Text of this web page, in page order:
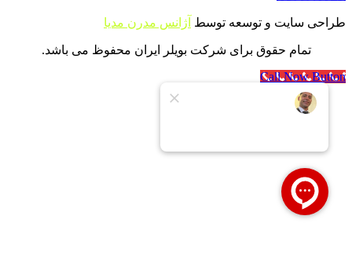
طراحی سایت و توسعه توسط آژانس مدرن مدیا
تمام حقوق برای شرکت بویلر ایران محفوظ می باشد.
Call Now Button